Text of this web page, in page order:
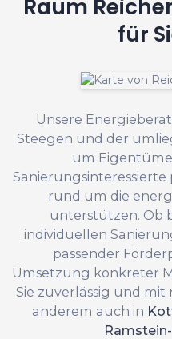
Raum
für
Unsere
Steegen und der
um
rund um die
unterstützen. Ob
individuellen
passender
Umsetzung konkreter
Sie zuverlässig und
anderem auch in